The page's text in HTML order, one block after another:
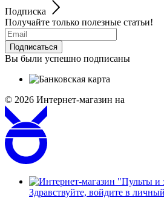
Подписка
Получайте только полезные статьи!
Подписаться
Вы были успешно подписаны
© 2026 Интернет-магазин на
Здравствуйте, войдите в